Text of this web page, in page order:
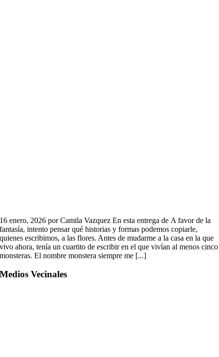
16 enero, 2026 por Camila Vazquez En esta entrega de A favor de la
fantasía, intento pensar qué historias y formas podemos copiarle,
quienes escribimos, a las flores. Antes de mudarme a la casa en la que
vivo ahora, tenía un cuartito de escribir en el que vivían al menos cinco
monsteras. El nombre monstera siempre me [...]
Medios Vecinales